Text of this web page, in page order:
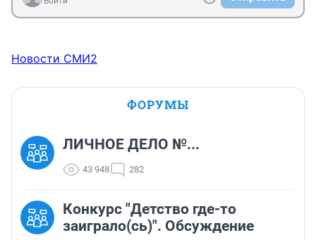
жить в мире и согласии. Вместо того чтобы требовать
Призываю вас пересмотреть свои взгляды и от
Новости СМИ2
ФОРУМЫ
ЛИЧНОЕ ДЕЛО №...
43 948 282
Конкурс "Детство где-то
заиграло(сь)". Обсуждение